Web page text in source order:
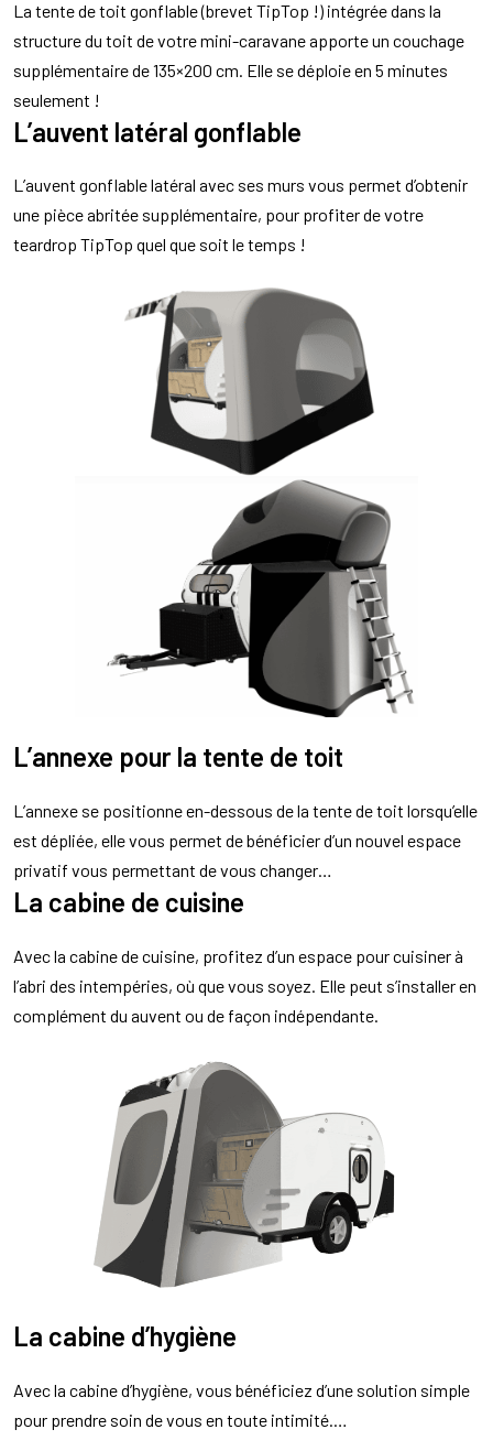
La tente de toit gonflable (brevet TipTop !) intégrée dans la
structure du toit de votre mini-caravane apporte un couchage
supplémentaire de 135×200 cm. Elle se déploie en 5 minutes
seulement !
L’auvent latéral gonflable
L’auvent gonflable latéral avec ses murs vous permet d’obtenir
une pièce abritée supplémentaire, pour profiter de votre
teardrop TipTop quel que soit le temps !
L’annexe pour la tente de toit
L’annexe se positionne en-dessous de la tente de toit lorsqu’elle
est dépliée, elle vous permet de bénéficier d’un nouvel espace
privatif vous permettant de vous changer…
La cabine de cuisine
Avec la cabine de cuisine, profitez d’un espace pour cuisiner à
l’abri des intempéries, où que vous soyez. Elle peut s’installer en
complément du auvent ou de façon indépendante.
La cabine d’hygiène
Avec la cabine d’hygiène, vous bénéficiez d’une solution simple
pour prendre soin de vous en toute intimité.…